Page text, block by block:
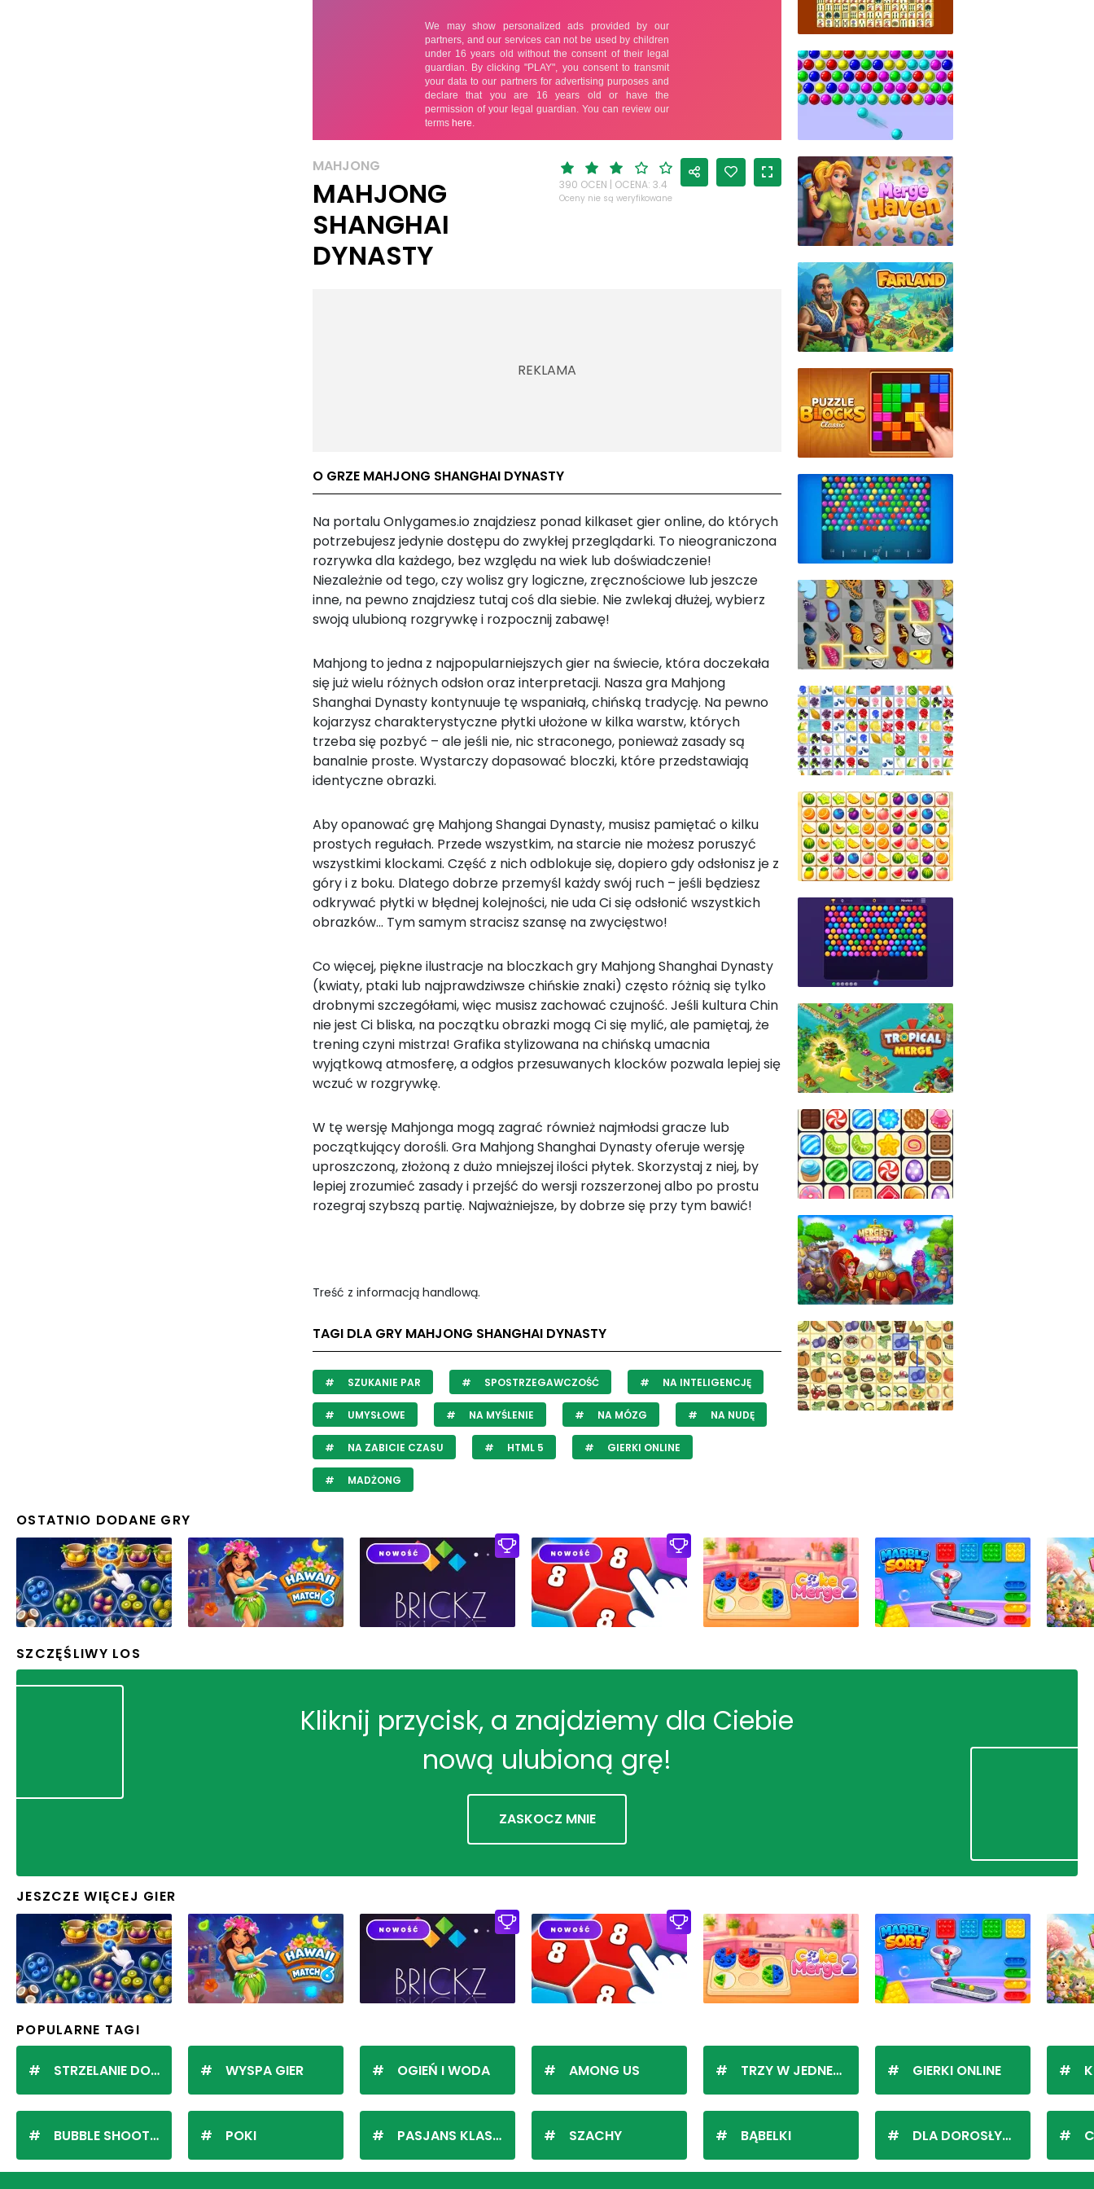
MAHJONG
MAHJONG
SHANGHAI
DYNASTY
390 OCEN | OCENA: 3.4
Oceny nie są weryfikowane
O GRZE MAHJONG SHANGHAI DYNASTY
Na portalu Onlygames.io znajdziesz ponad kilkaset gier online, do których
potrzebujesz jedynie dostępu do zwykłej przeglądarki. To nieograniczona
rozrywka dla każdego, bez względu na wiek lub doświadczenie!
Niezależnie od tego, czy wolisz gry logiczne, zręcznościowe lub jeszcze
inne, na pewno znajdziesz tutaj coś dla siebie. Nie zwlekaj dłużej, wybierz
swoją ulubioną rozgrywkę i rozpocznij zabawę!
Mahjong to jedna z najpopularniejszych gier na świecie, która doczekała
się już wielu różnych odsłon oraz interpretacji. Nasza gra Mahjong
Shanghai Dynasty kontynuuje tę wspaniałą, chińską tradycję. Na pewno
kojarzysz charakterystyczne płytki ułożone w kilka warstw, których
trzeba się pozbyć – ale jeśli nie, nic straconego, ponieważ zasady są
banalnie proste. Wystarczy dopasować bloczki, które przedstawiają
identyczne obrazki.
Aby opanować grę Mahjong Shangai Dynasty, musisz pamiętać o kilku
prostych regułach. Przede wszystkim, na starcie nie możesz poruszyć
wszystkimi klockami. Część z nich odblokuje się, dopiero gdy odsłonisz je z
góry i z boku. Dlatego dobrze przemyśl każdy swój ruch – jeśli będziesz
odkrywać płytki w błędnej kolejności, nie uda Ci się odsłonić wszystkich
obrazków… Tym samym stracisz szansę na zwycięstwo!
Co więcej, piękne ilustracje na bloczkach gry Mahjong Shanghai Dynasty
(kwiaty, ptaki lub najprawdziwsze chińskie znaki) często różnią się tylko
drobnymi szczegółami, więc musisz zachować czujność. Jeśli kultura Chin
nie jest Ci bliska, na początku obrazki mogą Ci się mylić, ale pamiętaj, że
trening czyni mistrza! Grafika stylizowana na chińską umacnia
wyjątkową atmosferę, a odgłos przesuwanych klocków pozwala lepiej się
wczuć w rozgrywkę.
W tę wersję Mahjonga mogą zagrać również najmłodsi gracze lub
początkujący dorośli. Gra Mahjong Shanghai Dynasty oferuje wersję
uproszczoną, złożoną z dużo mniejszej ilości płytek. Skorzystaj z niej, by
lepiej zrozumieć zasady i przejść do wersji rozszerzonej albo po prostu
rozegraj szybszą partię. Najważniejsze, by dobrze się przy tym bawić!
Treść z informacją handlową.
TAGI DLA GRY MAHJONG SHANGHAI DYNASTY
SZUKANIE PAR SPOSTRZEGAWCZOŚĆ NA INTELIGENCJĘ
UMYSŁOWE NA MYŚLENIE NA MÓZG NA NUDĘ
NA ZABICIE CZASU HTML 5 GIERKI ONLINE
MADŻONG
OSTATNIO DODANE GRY
SZCZĘŚLIWY LOS
Kliknij przycisk, a znajdziemy dla Ciebie
nową ulubioną grę!
ZASKOCZ MNIE
JESZCZE WIĘCEJ GIER
POPULARNE TAGI
STRZELANIE DO KULEK
BUBBLE SHOOTER
WYSPA GIER
POKI
OGIEŃ I WODA
PASJANS KLASYCZNY
AMONG US
SZACHY
TRZY W JEDNEJ LINII
BĄBELKI
GIERKI ONLINE
DLA DOROSŁYCH